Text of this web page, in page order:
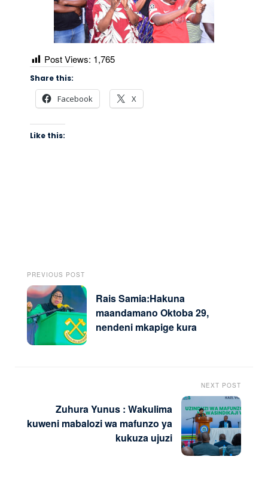
Post Views: 1,765
Share this:
Facebook X
Like this:
PREVIOUS POST
Rais Samia:Hakuna
maandamano Oktoba 29,
nendeni mkapige kura
NEXT POST
Zuhura Yunus : Wakulima
kuweni mabalozi wa mafunzo ya
kukuza ujuzi